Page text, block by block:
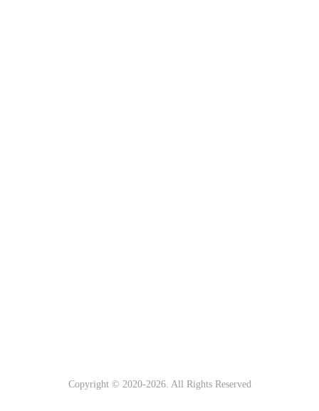
Copyright © 2020-2026. All Rights Reserved